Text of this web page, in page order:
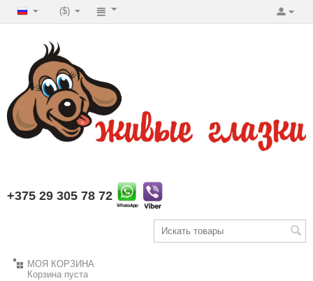
($)
+375 29 305 78 72
МОЯ КОРЗИНА
Корзина пуста